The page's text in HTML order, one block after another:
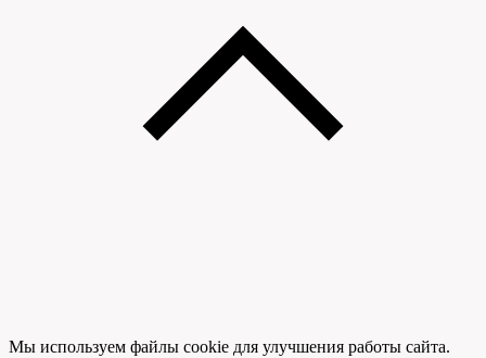
Мы используем файлы cookie для улучшения работы сайта.